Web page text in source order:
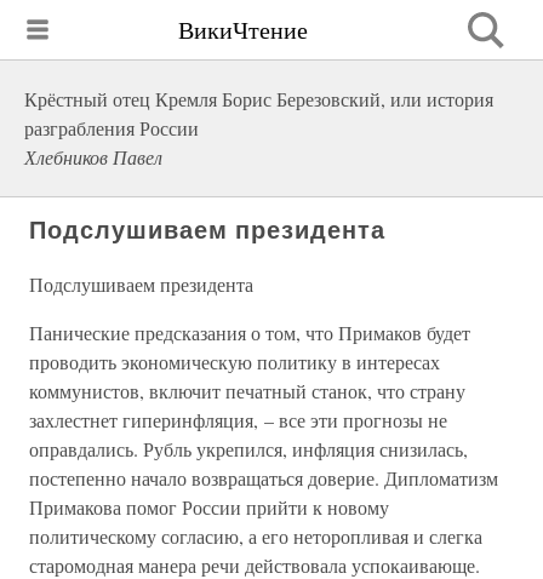
ВикиЧтение
Крёстный отец Кремля Борис Березовский, или история
разграбления России
Хлебников Павел
Подслушиваем президента
Подслушиваем президента
Панические предсказания о том, что Примаков будет
проводить экономическую политику в интересах
коммунистов, включит печатный станок, что страну
захлестнет гиперинфляция, – все эти прогнозы не
оправдались. Рубль укрепился, инфляция снизилась,
постепенно начало возвращаться доверие. Дипломатизм
Примакова помог России прийти к новому
политическому согласию, а его неторопливая и слегка
старомодная манера речи действовала успокаивающе.